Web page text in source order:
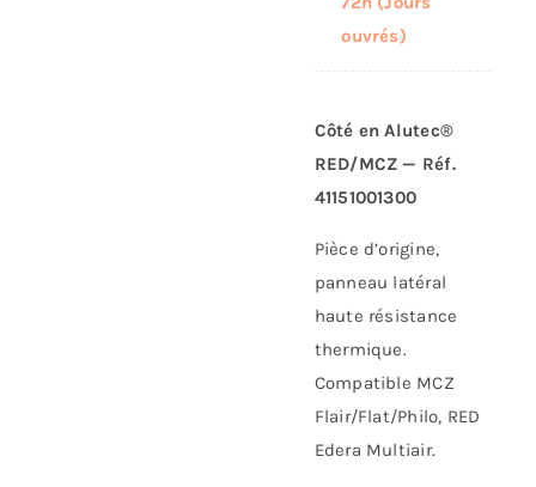
ouvrés)
Côté en Alutec®
RED/MCZ — Réf.
41151001300
Pièce d’origine,
panneau latéral
haute résistance
thermique.
Compatible MCZ
Flair/Flat/Philo, RED
Edera Multiair.